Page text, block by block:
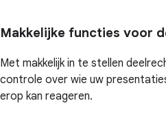
Makkelijke functies voor
Met makkelijk in te stellen
controle over wie uw
erop kan reageren.